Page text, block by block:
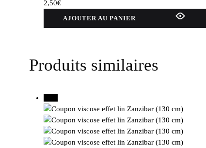
2,50€
AJOUTER AU PANIER
Produits similaires